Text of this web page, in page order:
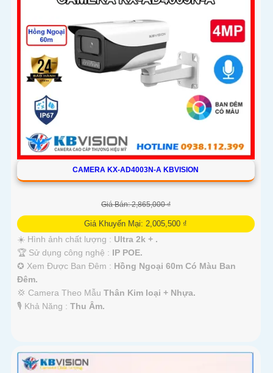
CAMERA KX-AD4003N-A KBVISION
Giá Bán: 2,865,000 ₫
Giá Khuyến Mại: 2,005,500 ₫
☀️ Hình ảnh chất lượng : Ultra 2k + .
🏆 Sử dụng công nghệ : IP POE.
✪ Xem Được Ban Đêm : Hồng Ngoại 60m Có Màu Ban
Ðêm.
💢 Camera Theo Mẫu Thân Kim loại + Nhựa.
️🎙 Khả Năng : Thu Âm.